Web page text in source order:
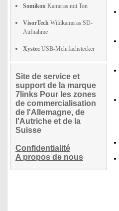
Somikon Kameras mit Ton
VisorTech Wildkameras SD-
Aufnahme
Xystec USB-Mehrfachstecker
Site de service et
support de la marque
7links Pour les zones
de commercialisation
de l'Allemagne, de
l'Autriche et de la
Suisse
Confidentialité
A propos de nous